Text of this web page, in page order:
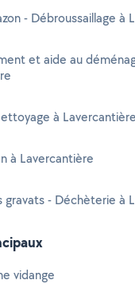
- Débroussaillage à
et aide au
à Lavercantière
à Lavercantière
gravats - Déchèterie à
vidange